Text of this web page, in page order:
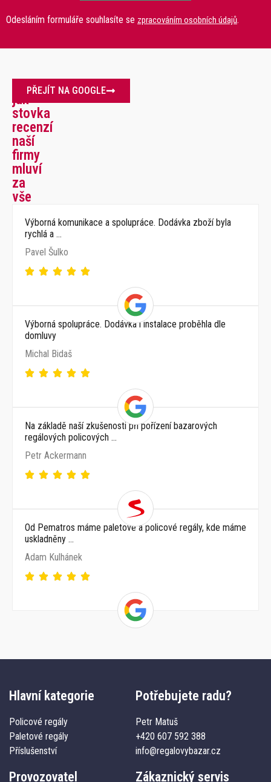
Odesláním formuláře souhlasíte se zpracováním osobních údajů.
Více
jak
stovka
recenzí
naší
firmy
mluví
za
vše
PŘEJÍT NA GOOGLE
Výborná komunikace a spolupráce. Dodávka zboží byla
rychlá a …
Pavel Šulko
Výborná spolupráce. Dodávka i instalace proběhla dle
domluvy
Michal Bidaš
Na základě naší zkušenosti při pořízení bazarových
regálových policových …
Petr Ackermann
Od Pematros máme paletové a policové regály, kde máme
uskladněny …
Adam Kulhánek
Hlavní kategorie
Policové regály
Paletové regály
Příslušenství
Potřebujete radu?
Petr Matuš
+420 607 592 388
info@regalovybazar.cz
Provozovatel Zákaznický servis